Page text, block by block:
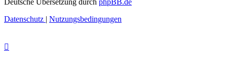
Deutsche Übersetzung durch phpBB.de
Datenschutz | Nutzungsbedingungen